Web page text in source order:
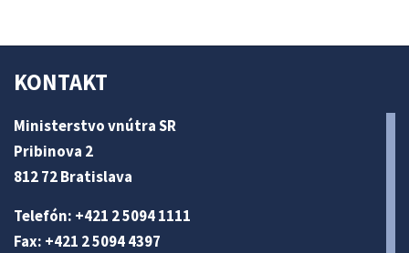
KONTAKT
Ministerstvo vnútra SR
Pribinova 2
812 72 Bratislava
Telefón: +421 2 5094 1111
Fax: +421 2 5094 4397